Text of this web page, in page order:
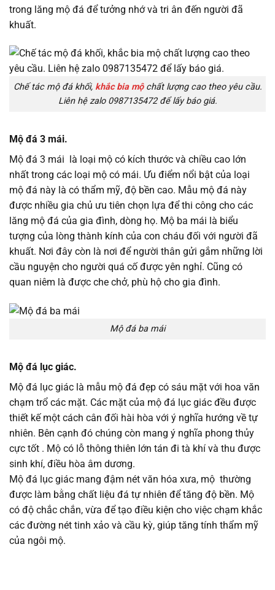
trong lăng mộ đá để tưởng nhớ và tri ân đến người đã
khuất.
Chế tác mộ đá khối, khắc bia mộchất lượng cao theo yêu cầu.
Liên hệ zalo 0987135472 để lấy báo giá.
Mộ đá 3 mái.
Mộ đá 3 mái là loại mộ có kích thước và chiều cao lớn
nhất trong các loại mộ có mái. Ưu điểm nổi bật của loại
mộ đá này là có thẩm mỹ, độ bền cao. Mẫu mộ đá này
được nhiều gia chủ ưu tiên chọn lựa để thi công cho các
lăng mộ đá của gia đình, dòng họ. Mộ ba mái là biểu
tượng của lòng thành kính của con cháu đối với người đã
khuất. Nơi đây còn là nơi để người thân gửi gắm những lời
cầu nguyện cho người quá cố được yên nghỉ. Cũng có
quan niêm là được che chở, phù hộ cho gia đình.
Mộ đá ba mái
Mộ đá lục giác.
Mộ đá lục giác là mẫu mộ đá đẹp có sáu mặt với hoa văn
chạm trổ các mặt. Các mặt của mộ đá lục giác đều được
thiết kế một cách cân đối hài hòa với ý nghĩa hướng về tự
nhiên. Bên cạnh đó chúng còn mang ý nghĩa phong thủy
cực tốt . Mộ có lỗ thông thiên lớn tán đi tà khí và thu được
sinh khí, điều hòa âm dương.
Mộ đá lục giác mang đậm nét văn hóa xưa, mộ thường
được làm bằng chất liệu đá tự nhiên để tăng độ bền. Mộ
có độ chắc chắn, vừa để tạo điều kiện cho việc chạm khắc
các đường nét tinh xảo và cầu kỳ, giúp tăng tính thẩm mỹ
của ngôi mộ.